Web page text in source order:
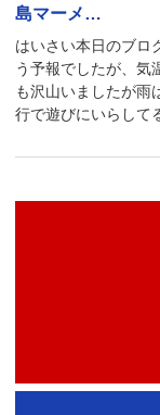
島マーメ…
はいさい本日のブロ
う予報でしたが、気
も沢山いましたが雨
行で遊びにいらして